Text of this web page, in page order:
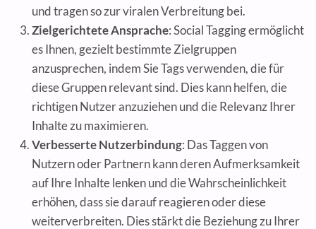
und tragen so zur viralen Verbreitung bei.
Zielgerichtete Ansprache: Social Tagging ermöglicht
es Ihnen, gezielt bestimmte Zielgruppen
anzusprechen, indem Sie Tags verwenden, die für
diese Gruppen relevant sind. Dies kann helfen, die
richtigen Nutzer anzuziehen und die Relevanz Ihrer
Inhalte zu maximieren.
Verbesserte Nutzerbindung: Das Taggen von
Nutzern oder Partnern kann deren Aufmerksamkeit
auf Ihre Inhalte lenken und die Wahrscheinlichkeit
erhöhen, dass sie darauf reagieren oder diese
weiterverbreiten. Dies stärkt die Beziehung zu Ihrer